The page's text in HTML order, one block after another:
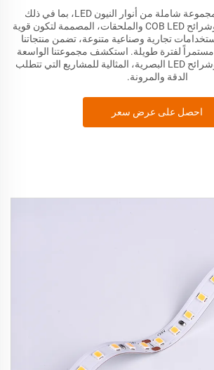
تقدم LUMIMORE مجموعة شاملة من أنوار النيون LED، بما في ذلك
الشرائح المرنة LED، وشرائح COB LED والملحقات، المصممة لتكون قوية
تجارية وصناعية متنوعة، تضمن منتجاتنا
لفترة طويلة. استكشف مجموعتنا الواسعة
من أنوار النيون LED وشرائح LED البصرية، المثالية للمشاريع التي تتطلب
الدقة والمرونة.
احصل على عرض سعر